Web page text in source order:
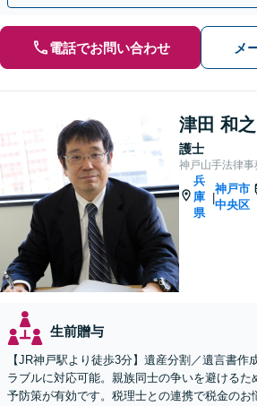
電話でお問い合わせ メ
津田 和之
護士
神戸山手法律事
兵
庫
県
|
神戸市
中央区
生前贈与
【JR神戸駅より徒歩3分】遺産分割／遺言書作
ラブルに対応可能。親族同士の争いを避けるた
予防策が有効です。税理士との連携で税金のお